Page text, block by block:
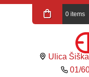
0 items
Ulica
01/